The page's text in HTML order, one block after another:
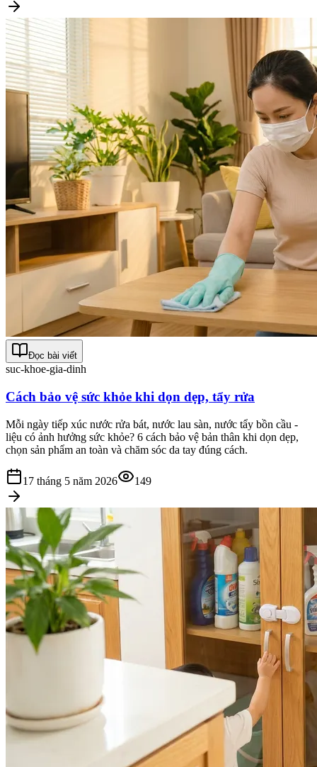
Đọc bài viết
suc-khoe-gia-dinh
Cách bảo vệ sức khỏe khi dọn dẹp, tẩy rửa
Mỗi ngày tiếp xúc nước rửa bát, nước lau sàn, nước tẩy bồn cầu -
liệu có ảnh hưởng sức khỏe? 6 cách bảo vệ bản thân khi dọn dẹp,
chọn sản phẩm an toàn và chăm sóc da tay đúng cách.
17 tháng 5 năm 2026 149